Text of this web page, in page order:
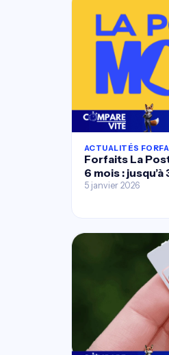
ACTUALITÉS
Forfaits La
6 mois :
5 janvier 2026